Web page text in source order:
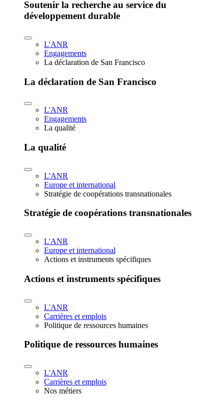
Soutenir la recherche au service du
développement durable
L'ANR
Engagements
La déclaration de San Francisco
La déclaration de San Francisco
L'ANR
Engagements
La qualité
La qualité
L'ANR
Europe et international
Stratégie de coopérations transnationales
Stratégie de coopérations transnationales
L'ANR
Europe et international
Actions et instruments spécifiques
Actions et instruments spécifiques
L'ANR
Carrières et emplois
Politique de ressources humaines
Politique de ressources humaines
L'ANR
Carrières et emplois
Nos métiers